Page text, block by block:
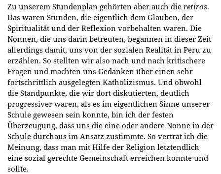
Zu unserem Stundenplan gehörten aber auch die retiros.
Das waren Stunden, die eigentlich dem Glauben, der
Spiritualität und der Reflexion vorbehalten waren. Die
Nonnen, die uns darin betreuten, begannen in dieser Zeit
allerdings damit, uns von der sozialen Realität in Peru zu
erzählen. So stellten wir also nach und nach kritischere
Fragen und machten uns Gedanken über einen sehr
fortschrittlich ausgelegten Katholizismus. Und obwohl
die Standpunkte, die wir dort diskutierten, deutlich
progressiver waren, als es im eigentlichen Sinne unserer
Schule gewesen sein konnte, bin ich der festen
Überzeugung, dass uns die eine oder andere Nonne in der
Schule durchaus im Ansatz zustimmte. So vertrat ich die
Meinung, dass man mit Hilfe der Religion letztendlich
eine sozial gerechte Gemeinschaft erreichen konnte und
sollte.